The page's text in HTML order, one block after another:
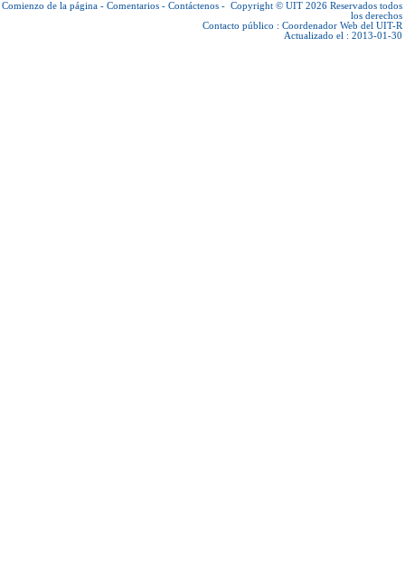
Comienzo de la página - Comentarios - Contáctenos - Copyright © UIT 2026 Reservados todos
los derechos
Contacto público : Coordenador Web del UIT-R
Actualizado el : 2013-01-30